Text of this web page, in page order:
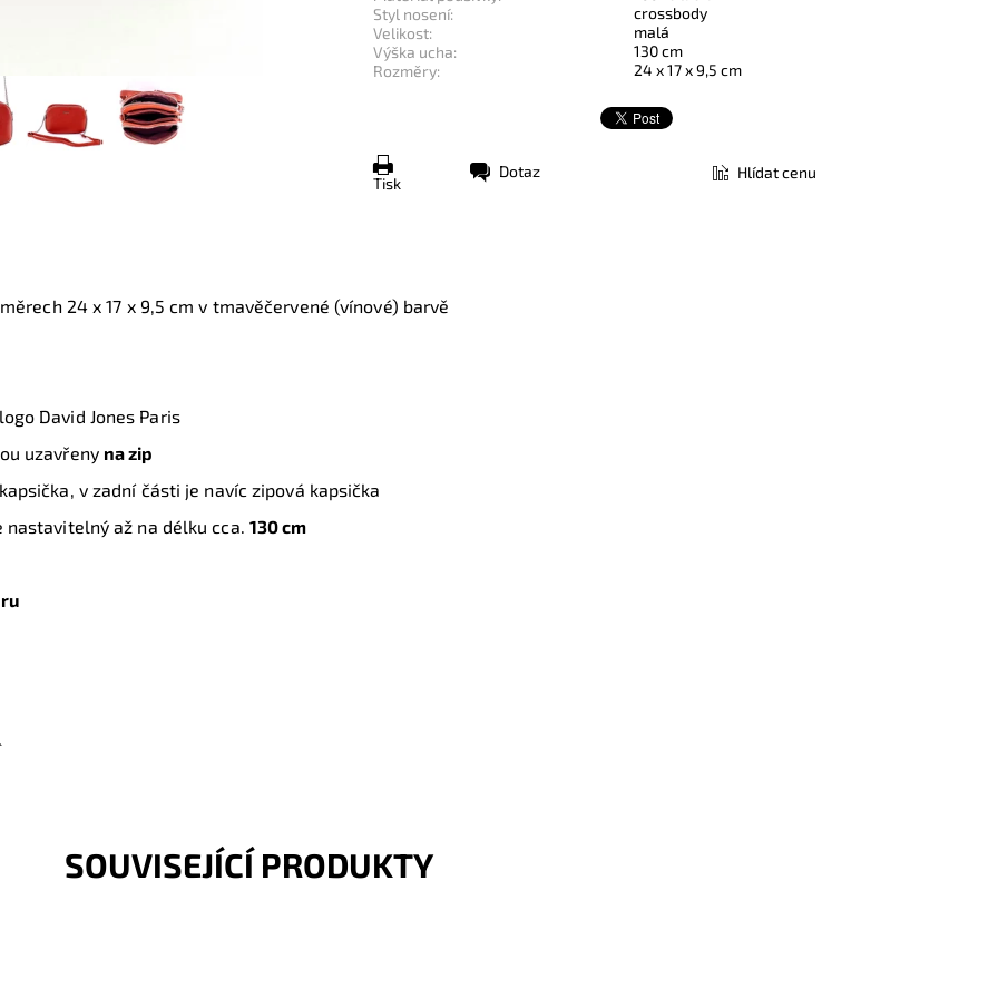
Styl nosení:
crossbody
Velikost:
malá
Výška ucha:
130 cm
Rozměry:
24 x 17 x 9,5 cm
Tisk
Dotaz Hlídat cenu
24 x 17 x 9,5 cm v tmavěčervené (vínové) barvě
David Jones Paris
uzavřeny na zip
v zadní části je navíc zipová kapsička
až na délku cca. 130 cm
SOUVISEJÍCÍ PRODUKTY